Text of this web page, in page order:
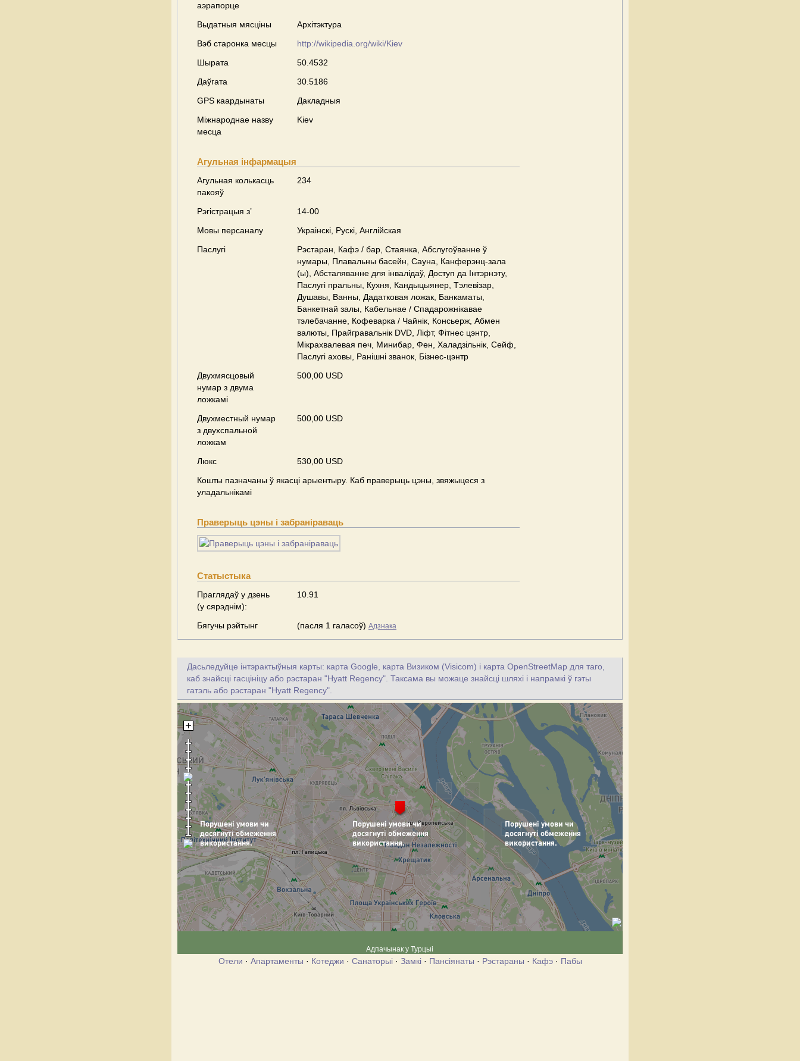
аэрапорце
Выдатныя мясціны
Архітэктура
Вэб старонка месцы
http://wikipedia.org/wiki/Kiev
Шырата
50.4532
Даўгата
30.5186
GPS каардынаты
Дакладныя
Міжнароднае назву
месца
Kiev
Агульная інфармацыя
Агульная колькасць
пакояў
234
Рэгістрацыя з’
14-00
Мовы персаналу
Украінскі, Рускі, Англійская
Паслугі
Рэстаран, Кафэ / бар, Стаянка, Абслугоўванне ў
нумары, Плавальны басейн, Сауна, Канферэнц-зала
(ы), Абсталяванне для інвалідаў, Доступ да Інтэрнэту,
Паслугі пральны, Кухня, Кандыцыянер, Тэлевізар,
Душавы, Ванны, Дадатковая ложак, Банкаматы,
Банкетнай залы, Кабельнае / Спадарожнiкавае
тэлебачанне, Кофеварка / Чайнік, Консьерж, Абмен
валюты, Прайгравальнік DVD, Ліфт, Фітнес цэнтр,
Мікрахвалевая печ, Минибар, Фен, Халадзільнік, Сейф,
Паслугі аховы, Ранішні званок, Бізнес-цэнтр
Двухмясцовый
нумар з двума
ложкамі
500,00 USD
Двухместный нумар
з двухспальной
ложкам
500,00 USD
Люкс
530,00 USD
Кошты пазначаны ў якасці арыентыру. Каб праверыць цэны, звяжыцеся з
уладальнікамі
Праверыць цэны і забраніраваць
Статыстыка
Праглядаў у дзень
(у сярэднім):
10.91
Бягучы рэйтынг (пасля 1 галасоў) Адзнака
Дасьледуйце інтэрактыўныя карты: карта Google, карта Визиком (Visicom) і карта OpenStreetMap для таго,
каб знайсці гасцініцу або рэстаран "Hyatt Regency". Таксама вы можаце знайсці шляхі і напрамкі ў гэты
гатэль або рэстаран "Hyatt Regency".
Адпачынак у Турцыі
Отели · Апартаменты · Котеджи · Санаторыі· Замкі· Пансіянаты · Рэстараны · Кафэ· Пабы